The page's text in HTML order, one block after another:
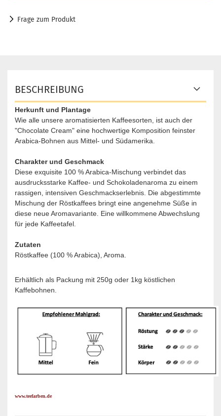
Frage zum Produkt
BESCHREIBUNG
Herkunft und Plantage
Wie alle unsere aromatisierten Kaffeesorten, ist auch der
"Chocolate Cream" eine hochwertige Komposition feinster
Arabica-Bohnen aus Mittel- und Südamerika.
Charakter und Geschmack
Diese exquisite 100 % Arabica-Mischung verbindet das
ausdrucksstarke Kaffee- und Schokoladenaroma zu einem
rassigen, intensiven Geschmackserlebnis. Die abgestimmte
Mischung der Röstkaffees bringt eine angenehme Süße in
diese neue Aromavariante. Eine willkommene Abwechslung
für jede Kaffeetafel.
Zutaten
Röstkaffee (100 % Arabica), Aroma.
Erhältlich als Packung mit 250g oder 1kg köstlichen
Kaffebohnen.
www.teefarben.de